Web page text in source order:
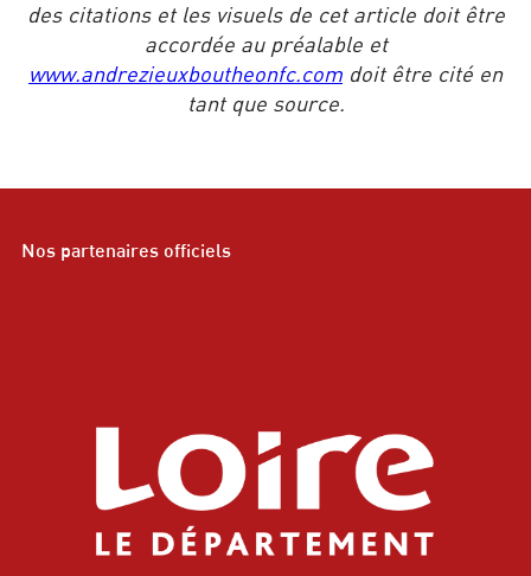
des citations et les visuels de cet article doit être
accordée au préalable et
www.andrezieuxboutheonfc.com doit être cité en
tant que source.
Nos partenaires officiels